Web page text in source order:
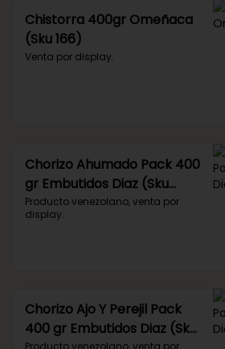
Chistorra 400gr Omeñaca
(Sku 166)
Venta por display.
Chorizo Ahumado Pack 400
gr Embutidos Diaz (Sku
427)
Producto venezolano, venta por
display.
Chorizo Ajo Y Perejil Pack
400 gr Embutidos Diaz (Sku
Producto venezolano, venta por